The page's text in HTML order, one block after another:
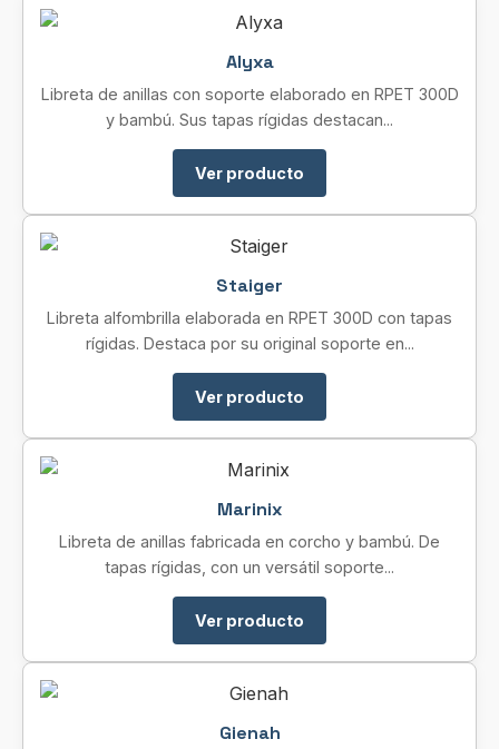
Alyxa
Libreta de anillas con soporte elaborado en RPET 300D
y bambú. Sus tapas rígidas destacan...
Ver producto
Staiger
Libreta alfombrilla elaborada en RPET 300D con tapas
rígidas. Destaca por su original soporte en...
Ver producto
Marinix
Libreta de anillas fabricada en corcho y bambú. De
tapas rígidas, con un versátil soporte...
Ver producto
Gienah